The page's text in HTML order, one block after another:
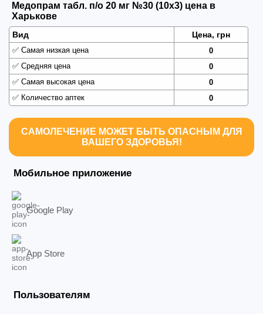
Медопрам табл. п/о 20 мг №30 (10х3) цена в
Харькове
Вид Цена, грн
✅ Самая низкая цена
0
✅ Средняя цена
0
✅ Самая высокая цена
0
✅ Количество аптек 0
САМОЛЕЧЕНИЕ МОЖЕТ БЫТЬ ОПАСНЫМ ДЛЯ
ВАШЕГО ЗДОРОВЬЯ!
Мобильное приложение
Google Play
App Store
Пользователям